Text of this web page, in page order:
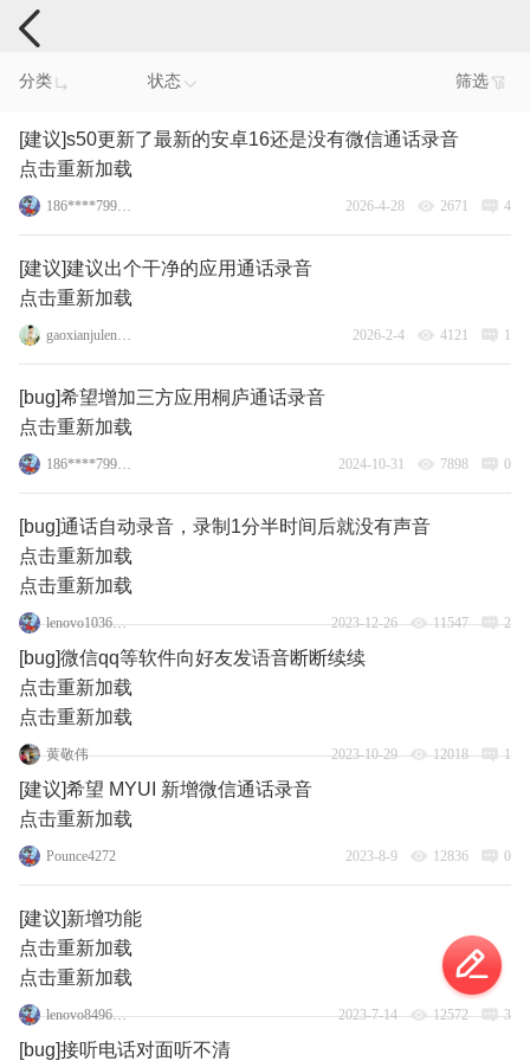
手机反馈
分类 状态 筛选
[建议]s50更新了最新的安卓16还是没有微信通话录音
点击重新加载
186****7998_12 2026-4-28 2671 4
[建议]建议出个干净的应用通话录音
点击重新加载
gaoxianjulenovo 2026-2-4 4121 1
[bug]希望增加三方应用桐庐通话录音
点击重新加载
186****7998_12 2024-10-31 7898 0
[bug]通话自动录音，录制1分半时间后就没有声音
点击重新加载
点击重新加载
lenovo103689723 2023-12-26 11547 2
[bug]微信qq等软件向好友发语音断断续续
点击重新加载
点击重新加载
黄敬伟 2023-10-29 12018 1
[建议]希望 MYUI 新增微信通话录音
点击重新加载
Pounce4272 2023-8-9 12836 0
[建议]新增功能
点击重新加载
点击重新加载
lenovo84966116 2023-7-14 12572 3
[bug]接听电话对面听不清